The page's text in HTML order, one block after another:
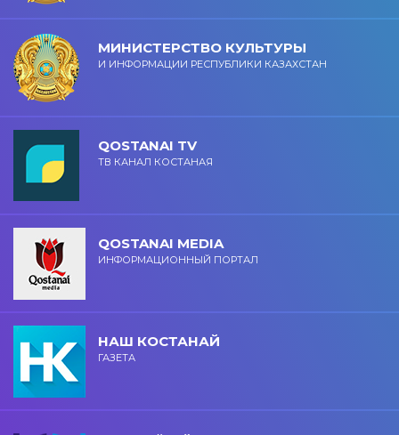
МИНИСТЕРСТВО КУЛЬТУРЫ
И ИНФОРМАЦИИ РЕСПУБЛИКИ КАЗАХСТАН
QOSTANAI TV
ТВ КАНАЛ КОСТАНАЯ
QOSTANAI MEDIA
ИНФОРМАЦИОННЫЙ ПОРТАЛ
НАШ КОСТАНАЙ
ГАЗЕТА